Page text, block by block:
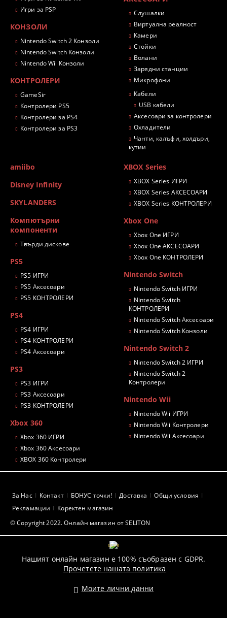
Игри за PSP
КОНЗОЛИ
Nintendo Switch 2 Конзоли
Nintendo Switch Конзоли
Nintendo Wii Конзоли
КОНТРОЛЕРИ
GameSir
Контролери PS5
Контролери за PS4
Контролери за PS3
Слушалки
Виртуална реалност
Камери
Стойки
Волани
Зарядни станции
Микрофони
Кабели
USB кабели
Аксесоари за контролери
Охладители
Чанти, калъфи, холдъри,
кутии
amiibo
Disney Infinity
SKYLANDERS
Компютърни
компоненти
Твърди дискове
PS5
PS5 ИГРИ
PS5 Аксесоари
PS5 КОНТРОЛЕРИ
PS4
PS4 ИГРИ
PS4 КОНТРОЛЕРИ
PS4 Аксесоари
PS3
PS3 ИГРИ
PS3 Аксесоари
PS3 КОНТРОЛЕРИ
Xbox 360
Xbox 360 ИГРИ
Xbox 360 Аксесоари
XBOX 360 Контролери
XBOX Series
XBOX Series ИГРИ
XBOX Series АКСЕСОАРИ
XBOX Series КОНТРОЛЕРИ
Xbox One
Xbox One ИГРИ
Xbox One АКСЕСОАРИ
Xbox One КОНТРОЛЕРИ
Nintendo Switch
Nintendo Switch ИГРИ
Nintendo Switch
КОНТРОЛЕРИ
Nintendo Switch Аксесоари
Nintendo Switch Конзоли
Nintendo Switch 2
Nintendo Switch 2 ИГРИ
Nintendo Switch 2
Контролери
Nintendo Wii
Nintendo Wii ИГРИ
Nintendo Wii Контролери
Nintendo Wii Аксесоари
© Copyright 2022. Онлайн магазин от SELITON
За Нас Контакт БОНУС точки! Доставка
Общи условия
Рекламации
Коректен магазин
GDPR
Нашият онлайн магазин е 100% съобразен с GDPR.
Прочетете нашата политика
Моите лични данни